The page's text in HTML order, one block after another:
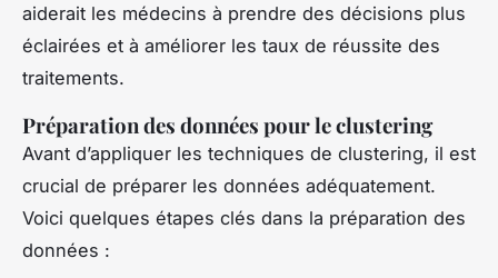
aiderait les médecins à prendre des décisions plus
éclairées et à améliorer les taux de réussite des
traitements.
Préparation des données pour le clustering
Avant d’appliquer les techniques de clustering, il est
crucial de préparer les données adéquatement.
Voici quelques étapes clés dans la préparation des
données :